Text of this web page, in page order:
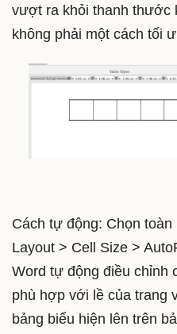
vượt ra khỏi thanh thước
không phải một cách tối
Cách tự động: Chọn
Layout > Cell Size >
Word tự động điều chỉnh
phù hợp với lề của trang
bảng biểu hiện lên trên